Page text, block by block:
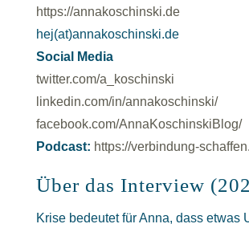
https://annakoschinski.de
hej(at)annakoschinski.de
Social Media
twitter.com/a_koschinski
linkedin.com/in/annakoschinski/
facebook.com/AnnaKoschinskiBlog/
Podcast: https://verbindung-
Über das Interview
Krise bedeutet für Anna, dass etwas